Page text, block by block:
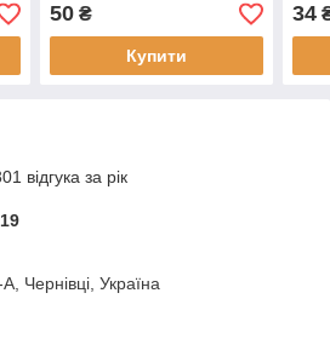
50₴
Купити
34
відгука за рік
Чернівці, Україна